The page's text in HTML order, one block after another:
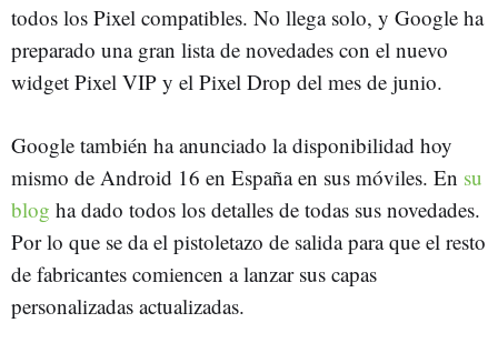
todos los Pixel compatibles. No llega solo, y Google ha
preparado una gran lista de novedades con el nuevo
widget Pixel VIP y el Pixel Drop del mes de junio.
Google también ha anunciado la disponibilidad hoy
mismo de Android 16 en España en sus móviles. En su
blog ha dado todos los detalles de todas sus novedades.
Por lo que se da el pistoletazo de salida para que el resto
de fabricantes comiencen a lanzar sus capas
personalizadas actualizadas.